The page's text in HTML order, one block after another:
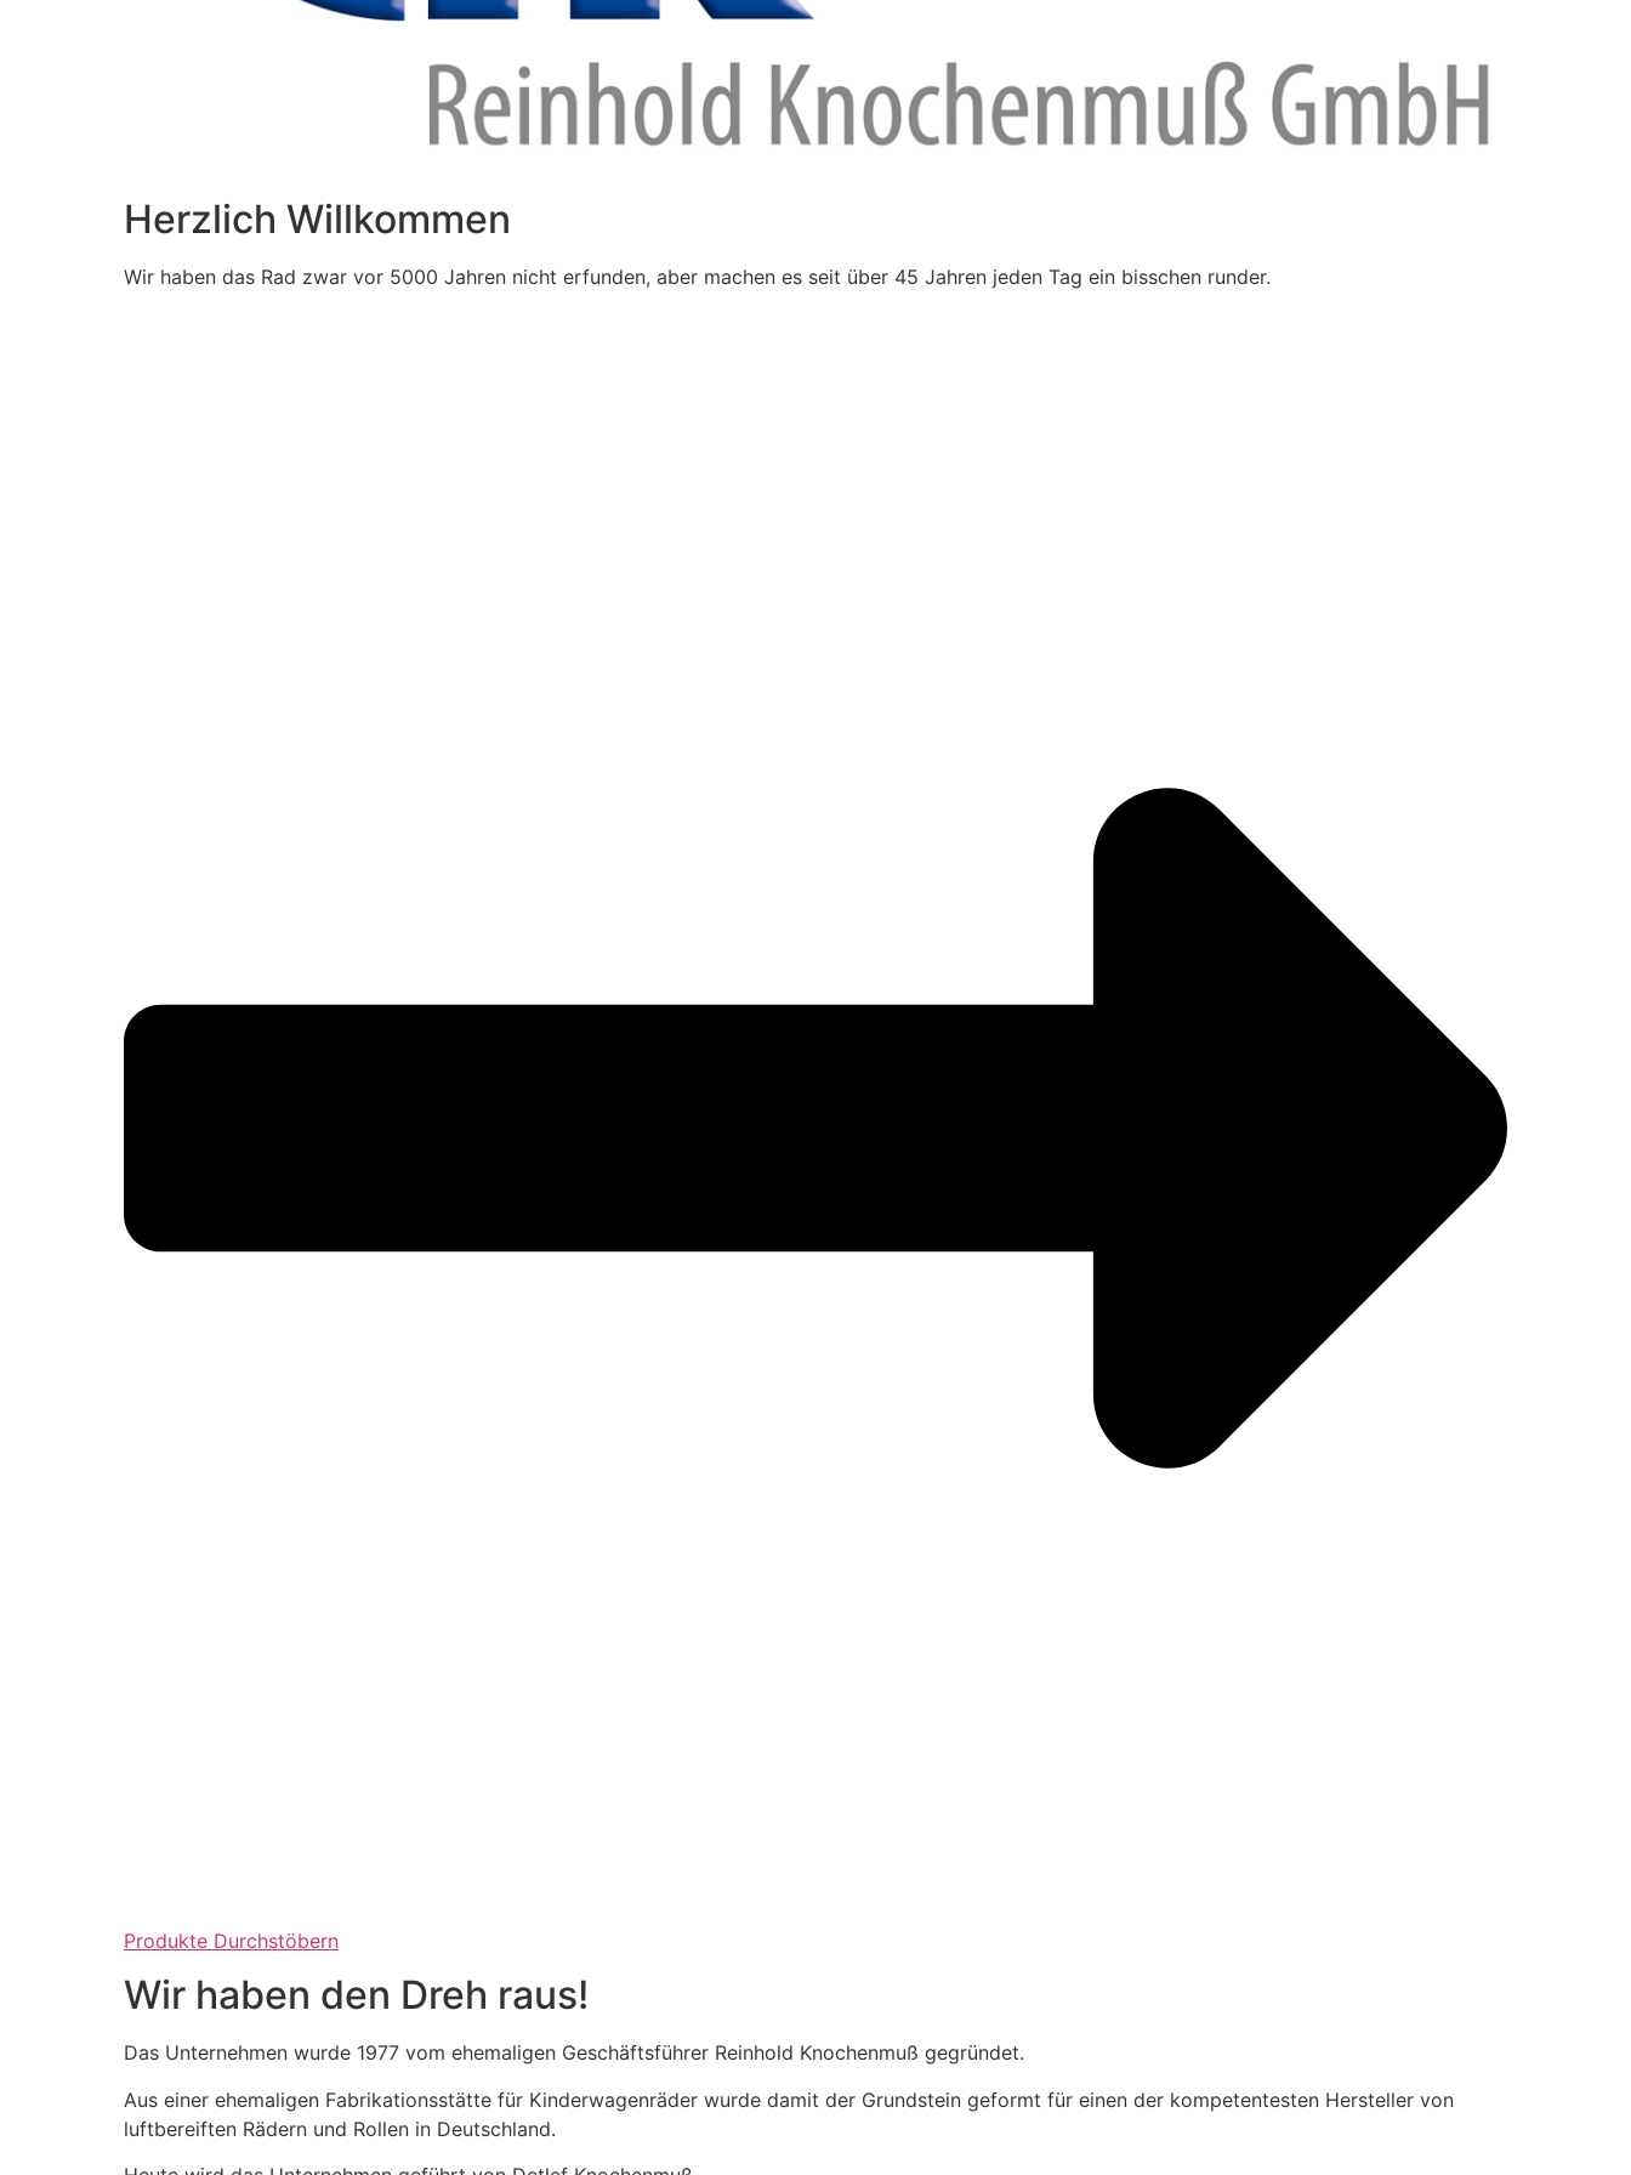
Herzlich Willkommen
Wir haben das Rad zwar vor 5000 Jahren nicht erfunden, aber machen es seit über 45 Jahren jeden Tag ein bisschen runder.
Produkte Durchstöbern
Wir haben den Dreh raus!
Das Unternehmen wurde 1977 vom ehemaligen Geschäftsführer Reinhold Knochenmuß gegründet.
Aus einer ehemaligen Fabrikationsstätte für Kinderwagenräder wurde damit der Grundstein geformt für einen der kompetentesten Hersteller von
luftbereiften Rädern und Rollen in Deutschland.